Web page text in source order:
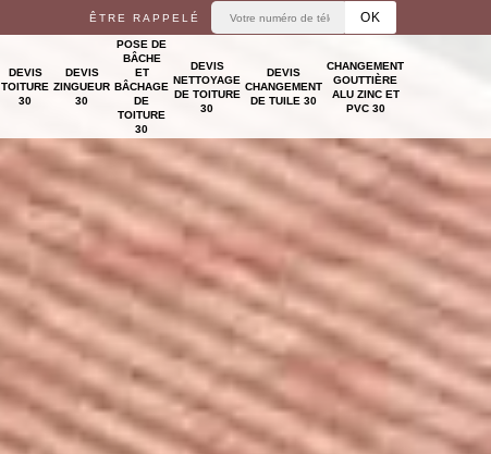
ÊTRE RAPPELÉ
DEVIS
TOITURE
30
DEVIS
ZINGUEUR
30
POSE DE
BÂCHE
ET
BÂCHAGE
DE
TOITURE
30
DEVIS
NETTOYAGE
DE TOITURE
30
DEVIS
CHANGEMENT
DE TUILE 30
CHANGEMENT
GOUTTIÈRE
ALU ZINC ET
PVC 30